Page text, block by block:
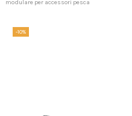
modulare per accessori pesca
-10%